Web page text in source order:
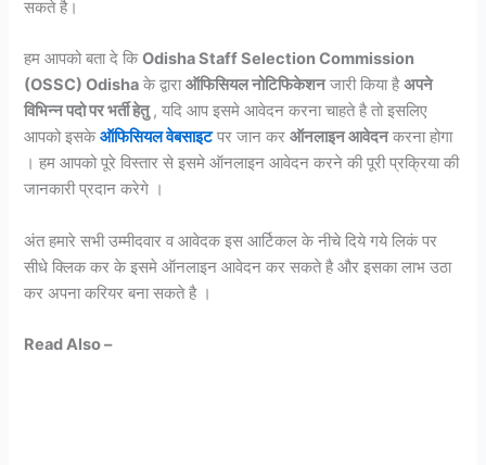
सकते है।
हम आपको बता दे किOdisha Staff Selection Commission
(OSSC) Odisha के द्वाराऑफिसियल नोटिफिकेशनजारी किया हैअपने
विभिन्न पदो पर भर्ती हेतु, यदि आप इसमे आवेदन करना चाहते है तो इसलिए
आपको इसकेऑफिसियल वेबसाइट पर जान करऑनलाइन आवेदनकरना होगा
। हम आपको पूरे विस्तार से इसमे ऑनलाइन आवेदन करने की पूरी प्रक्रिया की
जानकारी प्रदान करेगे ।
अंत हमारे सभी उम्मीदवार व आवेदक इस आर्टिकल के नीचे दिये गये लिकं पर
सीधे क्लिक कर के इसमे ऑनलाइन आवेदन कर सकते है और इसका लाभ उठा
कर अपना करियर बना सकते है ।
Read Also –